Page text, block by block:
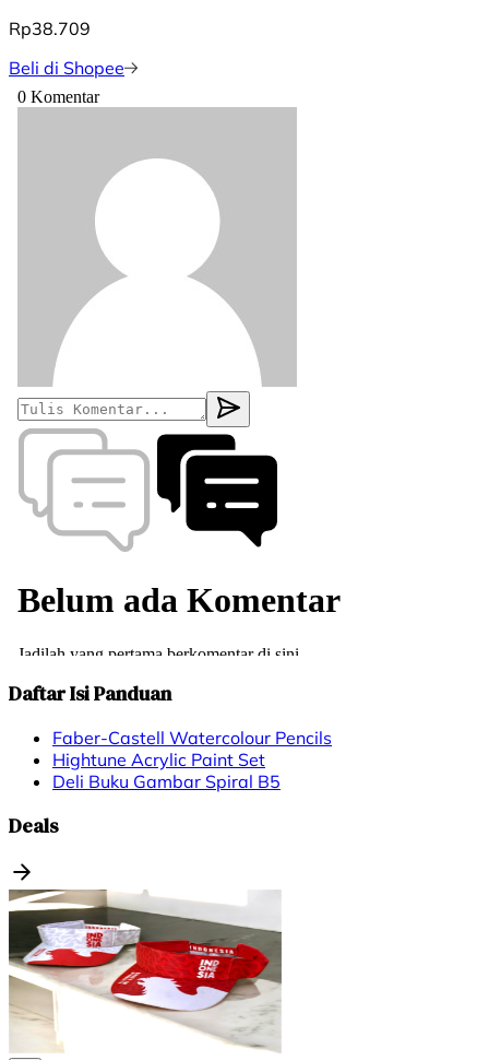
Rp38.709
Beli di Shopee
Daftar Isi Panduan
Faber-Castell Watercolour Pencils
Hightune Acrylic Paint Set
Deli Buku Gambar Spiral B5
Deals